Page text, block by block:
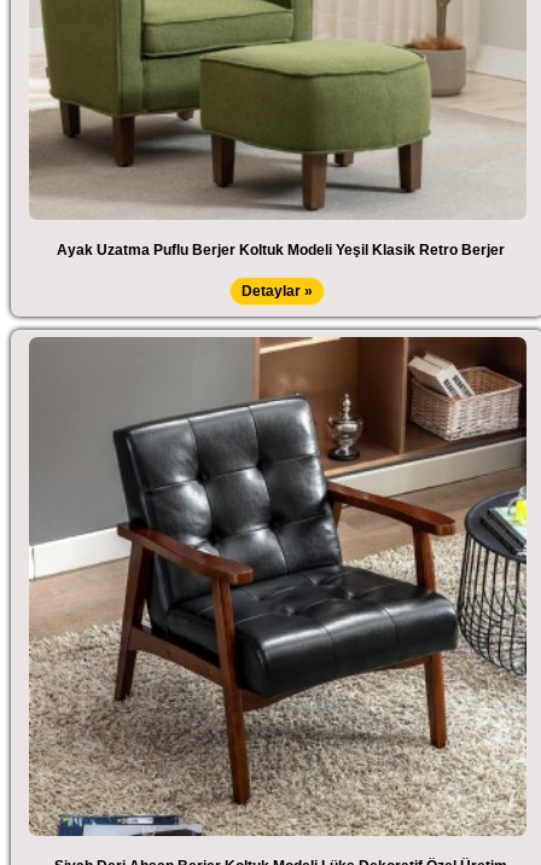
Ayak Uzatma Puflu Berjer Koltuk Modeli Yeşil Klasik Retro Berjer
Detaylar »